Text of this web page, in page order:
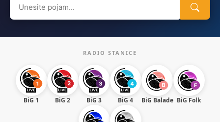
for:
RADIO STANICE
BiG 1 BiG 2 BiG 3 BiG 4 BiG Balade BiG Folk